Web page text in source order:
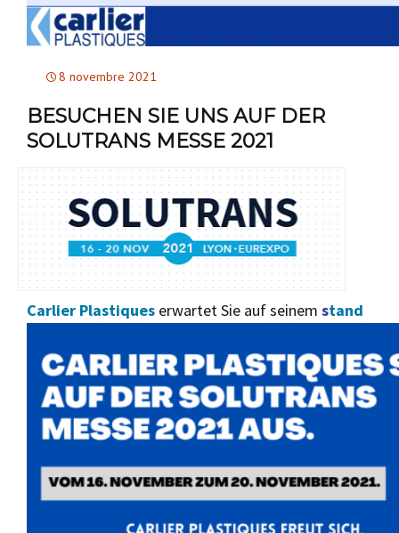
8 novembre 2021
BESUCHEN SIE UNS AUF DER
SOLUTRANS MESSE 2021
Carlier Plastiques erwartet Sie auf seinem stand